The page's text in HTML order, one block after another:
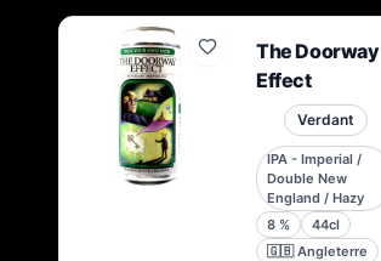
The Doorway
Effect
Verdant
IPA - Imperial /
Double New
England / Hazy
8 %
44cl
🇬🇧 Angleterre